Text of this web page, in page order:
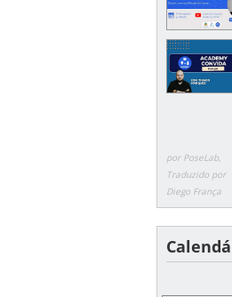
por PoseLab,
Traduzido por
Diego França